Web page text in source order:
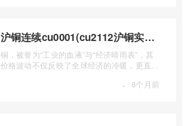
沪铜连续cu0001(cu2112沪铜实时行情)
铜，被誉为“工业的血液”与“经济晴雨表”，其
价格波动不仅反映了全球经济的冷暖，更直接
· 8个月前